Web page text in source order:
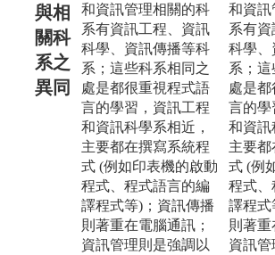
與相
關科
系之
異同
和資訊管理相關的科
系有資訊工程、資訊
科學、資訊傳播等科
系；這些科系相同之
處是都很重視程式語
言的學習，資訊工程
和資訊科學系相近，
主要都在撰寫系統程
式 (例如印表機的啟動
程式、程式語言的編
譯程式等)；資訊傳播
則著重在電腦通訊；
資訊管理則是強調以
和資訊
系有
科學、
系；這
處是
言的學
和資訊
主要都
式 (例
程式、
譯程式
則著重
資訊管